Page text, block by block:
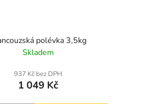
polévka 3,5kg
Skladem
937 Kč bez DPH
1 049 Kč